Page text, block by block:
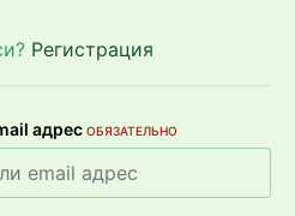
Регистрация
адрес ОБЯЗАТЕЛЬНО